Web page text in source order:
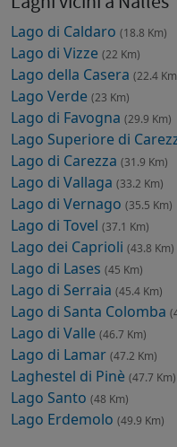
Lago di Caldaro (18.8 Km)
Lago di Vizze (22 Km)
Lago della Casera (22.4
Lago Verde (23 Km)
Lago di Favogna (29.9 Km)
Lago Superiore di
Lago di Carezza (31.9 Km)
Lago di Vallaga (33.2 Km)
Lago di Vernago (35.5 Km)
Lago di Tovel (37.1 Km)
Lago dei Caprioli (43.8 Km)
Lago di Lases (45 Km)
Lago di Serraia (45.4 Km)
Lago di Santa Colomba
Lago di Valle (46.7 Km)
Lago di Lamar (47.2 Km)
Laghestel di Pinè (47.7 Km)
Lago Santo (48 Km)
Lago Erdemolo (49.9 Km)